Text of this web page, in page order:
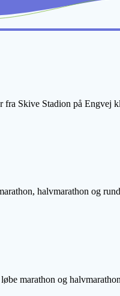
Skive Stadion på
halvmarathon og
marathon og